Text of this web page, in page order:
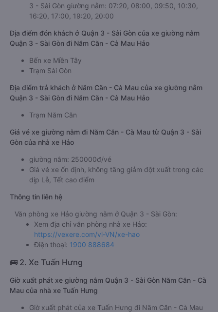
3 - Sài Gòn giường nằm: 07:20, 08:00, 09:50, 10:30,
16:20, 17:00, 19:20, 20:00
Địa điểm đón khách ở Quận 3 - Sài Gòn của xe giường nằm
Quận 3 - Sài Gòn đi Năm Căn - Cà Mau Hảo
Bến xe Miền Tây
Trạm Sài Gòn
Địa điểm trả khách ở Năm Căn - Cà Mau của xe giường nằm
Quận 3 - Sài Gòn đi Năm Căn - Cà Mau Hảo
Trạm Năm Căn
Giá vé xe giường nằm đi Năm Căn - Cà Mau từ Quận 3 - Sài
Gòn của nhà xe Hảo
giường nằm: 250000đ/vé
Giá vé xe ổn định, không tăng giảm đột xuất trong các
dịp Lễ, Tết cao điểm
Thông tin liên hệ
Văn phòng xe Hảo giường nằm ở Quận 3 - Sài Gòn:
Xem địa chỉ văn phòng nhà xe Hảo:
https://vexere.com/vi-VN/xe-hao
Điện thoại: 1900 888684
🚌 2. Xe Tuấn Hưng
Giờ xuất phát xe giường nằm Quận 3 - Sài Gòn Năm Căn - Cà
Mau của nhà xe Tuấn Hưng
Giờ xuất phát của xe Tuấn Hưng đi Năm Căn - Cà Mau